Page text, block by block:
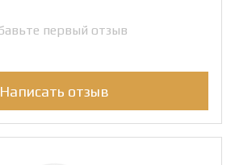
первый отзыв
Написать отзыв